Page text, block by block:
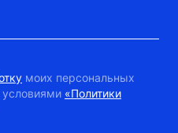
моих персональных
условиями «Политики